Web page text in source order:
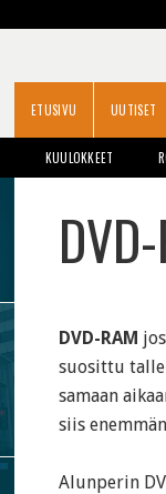
ETUSIVU UUTISET
KUULOKKEET
DVD-RAM
suosittu
samaan
siis
Alunperin